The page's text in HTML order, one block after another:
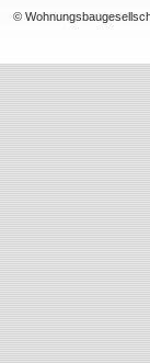
©